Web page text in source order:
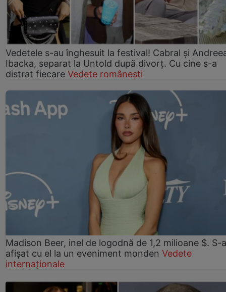
Vedetele s-au înghesuit la festival! Cabral și
Ibacka, separat la Untold după divorț. Cu cine s-a
distrat fiecare Vedete românești
Madison Beer, inel de logodnă de 1,2 milioane $. S-a
afișat cu el la un eveniment monden Vedete
internaționale